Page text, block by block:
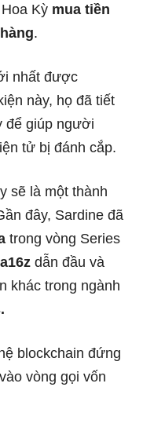
Kỳ mua tiền
.
nhất được
này, họ đã tiết
để giúp người
tử bị đánh cắp.
sẽ là một thành
đây, Sardine đã
trong vòng Series
a16z dẫn đầu và
khác trong ngành
blockchain đứng
vòng gọi vốn